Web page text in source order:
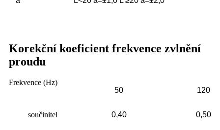
Korekční koeficient frekvence zvlnění
proudu
Frekvence (Hz)
50
120
součinitel 0,40 0,50